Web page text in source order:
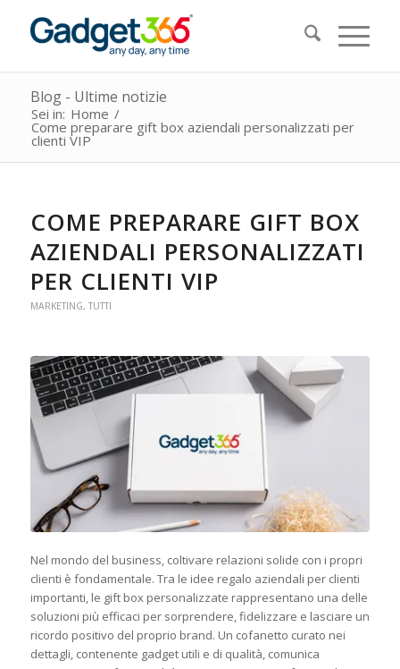
Blog - Ultime notizie
Sei in: Home /
Come preparare gift box aziendali personalizzati per
clienti VIP
COME PREPARARE GIFT BOX
AZIENDALI PERSONALIZZATI
PER CLIENTI VIP
MARKETING, TUTTI
Nel mondo del business, coltivare relazioni solide con i propri
clienti è fondamentale. Tra le idee regalo aziendali per clienti
importanti, le gift box personalizzate rappresentano una delle
soluzioni più efficaci per sorprendere, fidelizzare e lasciare un
ricordo positivo del proprio brand. Un cofanetto curato nei
dettagli, contenente gadget utili e di qualità, comunica